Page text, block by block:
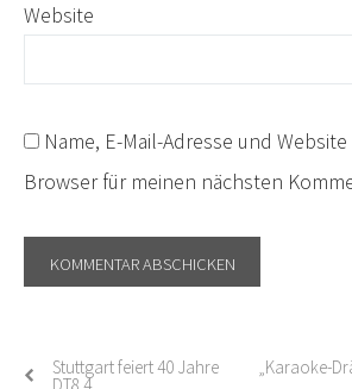
Website
Name, E-Mail-Adresse und
Browser für meinen nächsten
Stuttgart feiert 40 Jahre „Karaoke-